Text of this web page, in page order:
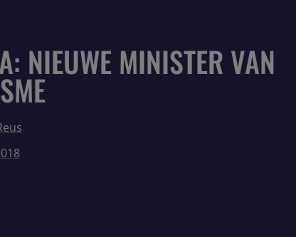
NIEUWE MINISTER VAN